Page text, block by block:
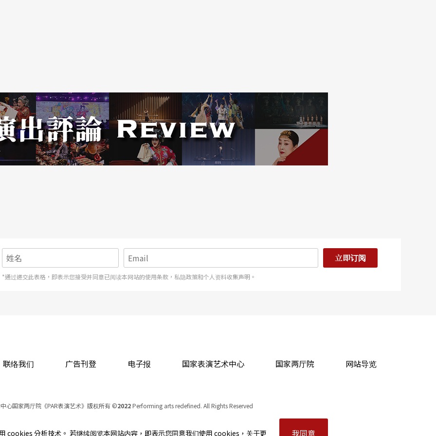
立即订阅
*通过递交此表格，即表示您接受并同意已阅读本网站的使用条款，私隐政策和个人资料收集声明。
联络我们 广告刊登 电子报 国家表演艺术中心 国家两厅院 网站导览
心国家两厅院《PAR表演艺术》版权所有 ©2022Performing arts redefined. All Rights Reserved
本站所提供相关演出资讯，如有异动应以主办单位公告为准。
cookies 分析技术。 若继续阅览本网站内容，即表示您同意我们使用 cookies，关于更 我同意